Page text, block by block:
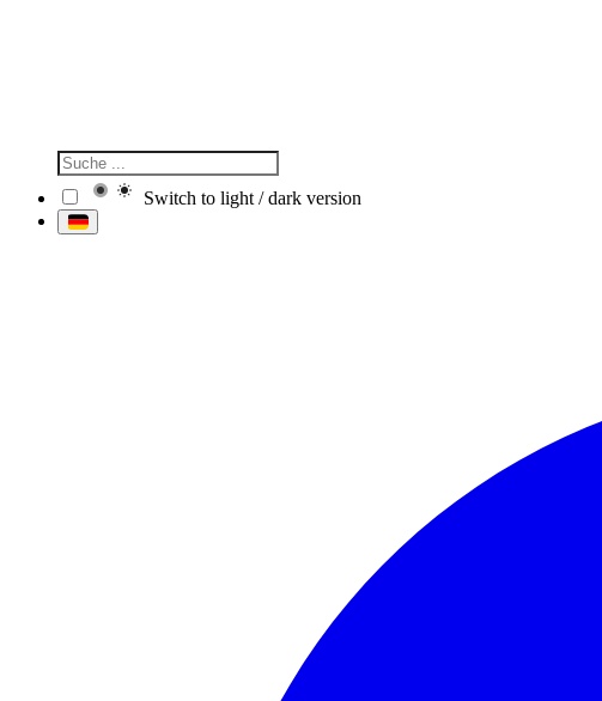
Switch to light / dark version